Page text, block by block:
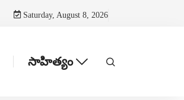
Saturday, August 8, 2026
సాహిత్యం